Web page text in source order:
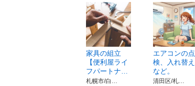
家具の組立
【便利屋ライ
フパートナ…
札幌市/白…
エアコンの点
検、入れ替え
など。
清田区/札…